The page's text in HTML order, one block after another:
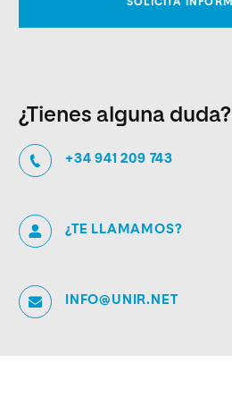
¿Tienes alguna duda?
+34 941 209 743
¿TE LLAMAMOS?
INFO@UNIR.NET